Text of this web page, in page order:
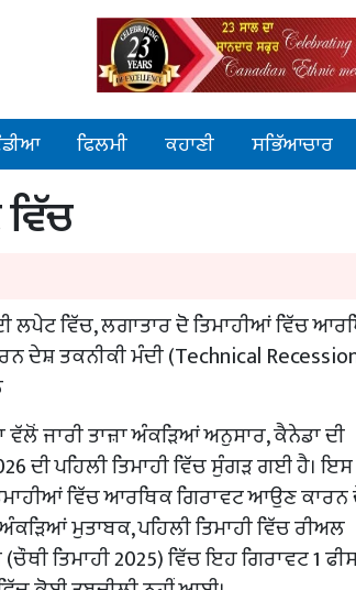
ਫਿਲਮੀ ਕਹਾਣੀ ਸਭਿੱਆਚਾਰ
ਲਪੇਟ ਵਿੱਚ, ਲਗਾਤਾਰ ਦੋ ਤਿਮਾਹੀਆਂ ਵਿੱਚ
ਦੇਸ਼ ਤਕਨੀਕੀ ਮੰਦੀ (Technical
ਵੱਲੋਂ ਜਾਰੀ ਤਾਜ਼ਾ ਅੰਕੜਿਆਂ ਅਨੁਸਾਰ, ਕੈਨੇਡਾ ਦੀ
ਦੀ ਪਹਿਲੀ ਤਿਮਾਹੀ ਵਿੱਚ ਸੁੰਗੜ ਗਈ ਹੈ। ਇਸ
ਵਿੱਚ ਆਰਥਿਕ ਗਿਰਾਵਟ ਆਉਣ
ਮੁਤਾਬਕ, ਪਹਿਲੀ ਤਿਮਾਹੀ ਵਿੱਚ ਰੀਅਲ
ਤਿਮਾਹੀ 2025) ਵਿੱਚ ਇਹ ਗਿਰਾਵਟ 1